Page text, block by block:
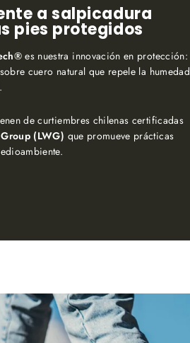
a salpicadura
pies protegidos
es nuestra innovación en protección:
cuero natural que repele la humedad
de curtiembres chilenas certificadas
(LWG) que promueve prácticas